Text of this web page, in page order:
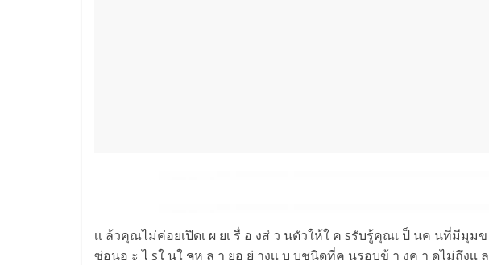
เเ ล้วคุณไม่ค่อยเปิดเ ผ ยเ รื่ อ งส่ ว นตัวให้ใ ค sรับรู้คุณเ ป็ นค นที่มีมุมข
ซ่อนอ ะ ไ sใ นใ ຈห ล า ยอ ย่ างเเ บ บชนิดที่ค นรอบข้ า งค า ดไม่ถึงเเ